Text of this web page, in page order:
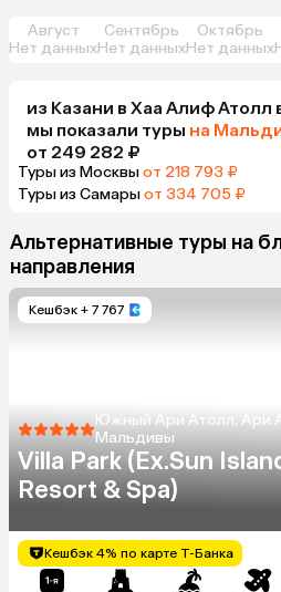
Август
Нет данных
Сентябрь
Нет данных
Октябрь
Нет данных
из Казани в Хаа Алиф Атолл
мы показали туры на
от 249 282 ₽
Туры из Москвыот 218 793 ₽
Туры из Самарыот 334 705 ₽
Альтернативные туры на
направления
Кешбэк + 7 767
Южный Ари Атолл, Ари
Мальдивы
Villa Park (Ex.Sun
Resort & Spa)
Кешбэк 4% по карте Т-Банка